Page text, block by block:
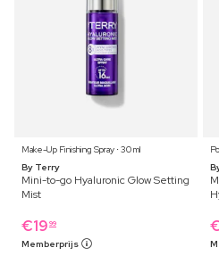
Make-Up Finishing Spray ⋅ 30 ml
By Terry
Mini-to-go Hyaluronic Glow Setting
Mist
€19 99
Memberprijs